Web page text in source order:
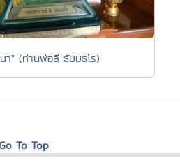
" (ท่านพ่อลี ธัมมธโร)
To Top